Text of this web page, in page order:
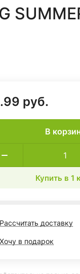
руб.
В
Купить в 1
Рассчитать доставку
Хочу в подарок